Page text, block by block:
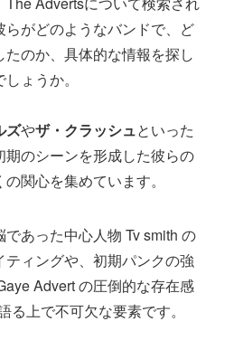
らがどのようなバンドで、ど
のか、具体的な情報を探し
ょうか。
ズやザ・クラッシュといった
のシーンを形成した彼らの
関心を集めています。
あった中心人物 Tv smith の
ィングや、初期パンクの強
Advert の圧倒的な存在感
る上で不可欠な要素です。